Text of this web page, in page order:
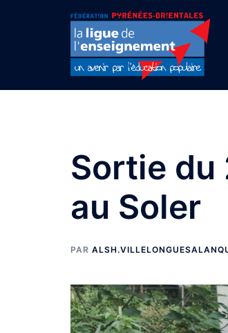
Sortie
au Soler
PAR